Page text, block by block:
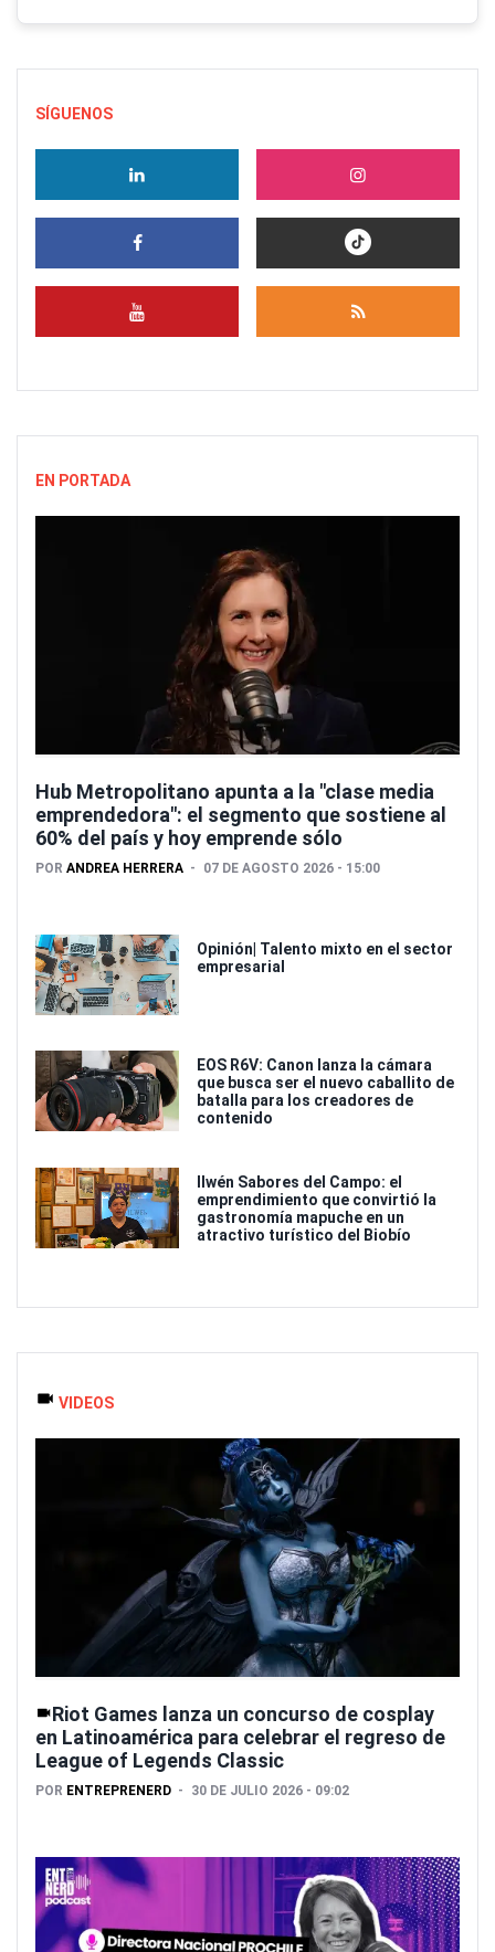
SÍGUENOS
EN PORTADA
Hub Metropolitano apunta a la "clase media
emprendedora": el segmento que sostiene al
60% del país y hoy emprende sólo
POR ANDREA HERRERA 07 DE AGOSTO 2026 - 15:00
Opinión| Talento mixto en el sector
empresarial
EOS R6V: Canon lanza la cámara
que busca ser el nuevo caballito de
batalla para los creadores de
contenido
Ilwén Sabores del Campo: el
emprendimiento que convirtió la
gastronomía mapuche en un
atractivo turístico del Biobío
VIDEOS
Riot Games lanza un concurso de cosplay
en Latinoamérica para celebrar el regreso de
League of Legends Classic
POR ENTREPRENERD 30 DE JULIO 2026 - 09:02